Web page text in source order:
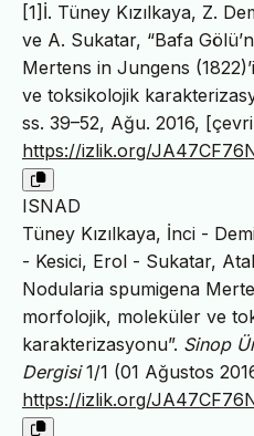
[1]İ. Tüney Kızılkaya, Z.
ve A. Sukatar, “Bafa
Mertens in Jungens
ve toksikolojik
ss. 39–52, Ağu. 2016,
https://izlik.org/
ISNAD
Tüney Kızılkaya, İnci -
- Kesici, Erol - Sukatar,
Nodularia spumigena
morfolojik, moleküler ve
karakterizasyonu”. Sinop
Dergisi1/1 (01 Ağustos
https://izlik.org/